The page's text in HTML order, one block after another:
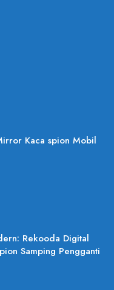
Kaca spion Mobil
Rekooda Digital
Samping Pengganti